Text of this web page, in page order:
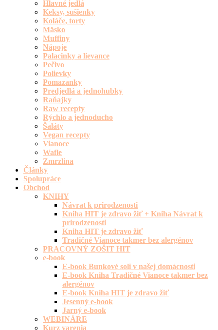
Hlavné jedlá
Keksy, sušienky
Koláče, torty
Mäsko
Muffiny
Nápoje
Palacinky a lievance
Pečivo
Polievky
Pomazanky
Predjedlá a jednohubky
Raňajky
Raw recepty
Rýchlo a jednoducho
Šaláty
Vegan recepty
Vianoce
Wafle
Zmrzlina
Články
Spolupráce
Obchod
KNIHY
Návrat k prirodzenosti
Kniha HIT je zdravo žiť + Kniha Návrat k
prirodzenosti
Kniha HIT je zdravo žiť
Tradičné Vianoce takmer bez alergénov
PRACOVNÝ ZOŠIT HIT
e-book
E-book Bunkové soli v našej domácnosti
E-book Kniha Tradičné Vianoce takmer bez
alergénov
E-book Kniha HIT je zdravo žiť
Jesenný e-book
Jarný e-book
WEBINÁRE
Kurz varenia